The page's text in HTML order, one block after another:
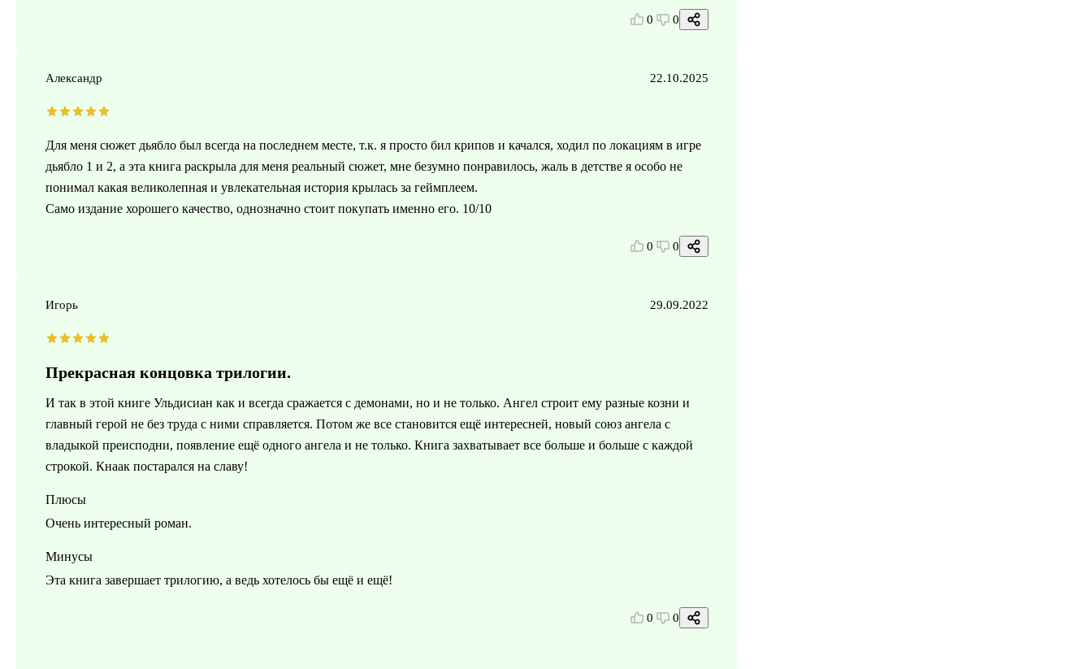
0 0
Александр 22.10.2025
Для меня сюжет дьябло был всегда на последнем месте, т.к. я просто бил крипов и качался, ходил по локациям в игре
дьябло 1 и 2, а эта книга раскрыла для меня реальный сюжет, мне безумно понравилось, жаль в детстве я особо не
понимал какая великолепная и увлекательная история крылась за геймплеем.
Само издание хорошего качество, однозначно стоит покупать именно его. 10/10
0 0
Игорь 29.09.2022
Прекрасная концовка трилогии.
И так в этой книге Ульдисиан как и всегда сражается с демонами, но и не только. Ангел строит ему разные козни и
главный герой не без труда с ними справляется. Потом же все становится ещё интересней, новый союз ангела с
владыкой преисподни, появление ещё одного ангела и не только. Книга захватывает все больше и больше с каждой
строкой. Кнаак постарался на славу!
Плюсы
Очень интересный роман.
Минусы
Эта книга завершает трилогию, а ведь хотелось бы ещё и ещё!
0 0